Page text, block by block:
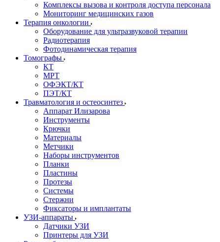
Комплексы вызова и контроля доступа персонала
Мониторинг медицинских газов
Терапия онкологии
Оборудование для ультразвуковой терапии
Радиотерапия
Фотодинамическая терапия
Томографы
КТ
МРТ
ОФЭКТ/КТ
ПЭТ/КТ
Травматология и остеосинтез
Аппарат Илизарова
Инструменты
Крючки
Материалы
Метчики
Наборы инструментов
Планки
Пластины
Протезы
Системы
Стержни
Фиксаторы и имплантаты
УЗИ-аппараты
Датчики УЗИ
Принтеры для УЗИ